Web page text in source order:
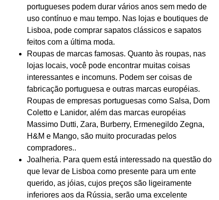
portugueses podem durar vários anos sem medo de
uso contínuo e mau tempo. Nas lojas e boutiques de
Lisboa, pode comprar sapatos clássicos e sapatos
feitos com a última moda.
Roupas de marcas famosas. Quanto às roupas, nas
lojas locais, você pode encontrar muitas coisas
interessantes e incomuns. Podem ser coisas de
fabricação portuguesa e outras marcas européias.
Roupas de empresas portuguesas como Salsa, Dom
Coletto e Lanidor, além das marcas européias
Massimo Dutti, Zara, Burberry, Ermenegildo Zegna,
H&M e Mango, são muito procuradas pelos
compradores..
Joalheria. Para quem está interessado na questão do
que levar de Lisboa como presente para um ente
querido, as jóias, cujos preços são ligeiramente
inferiores aos da Rússia, serão uma excelente